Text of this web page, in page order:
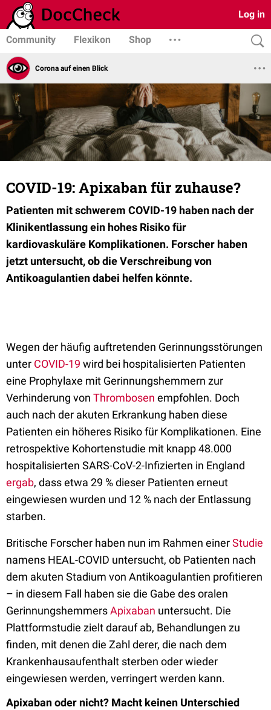
Log in
Community Flexikon Shop
Corona auf einen Blick
COVID-19: Apixaban für zuhause?
Patienten mit schwerem COVID-19 haben nach der
Klinikentlassung ein hohes Risiko für
kardiovaskuläre Komplikationen. Forscher haben
jetzt untersucht, ob die Verschreibung von
Antikoagulantien dabei helfen könnte.
Wegen der häufig auftretenden Gerinnungsstörungen
unter COVID-19 wird bei hospitalisierten Patienten
eine Prophylaxe mit Gerinnungshemmern zur
Verhinderung von Thrombosen empfohlen. Doch
auch nach der akuten Erkrankung haben diese
Patienten ein höheres Risiko für Komplikationen. Eine
retrospektive Kohortenstudie mit knapp 48.000
hospitalisierten SARS-CoV-2-Infizierten in England
ergab, dass etwa 29 % dieser Patienten erneut
eingewiesen wurden und 12 % nach der Entlassung
starben.
Britische Forscher haben nun im Rahmen einerStudie
namens HEAL-COVID untersucht, ob Patienten nach
dem akuten Stadium von Antikoagulantien profitieren
– in diesem Fall haben sie die Gabe des oralen
GerinnungshemmersApixaban untersucht. Die
Plattformstudie zielt darauf ab, Behandlungen zu
finden, mit denen die Zahl derer, die nach dem
Krankenhausaufenthalt sterben oder wieder
eingewiesen werden, verringert werden kann.
Apixaban oder nicht? Macht keinen Unterschied